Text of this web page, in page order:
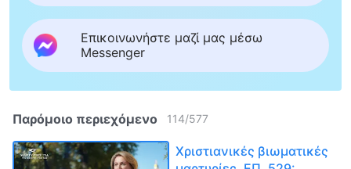
Επικοινωνήστε μαζί μας μέσω
Messenger
Παρόμοιο περιεχόμενο 114/577
Χριστιανικές βιωματικές